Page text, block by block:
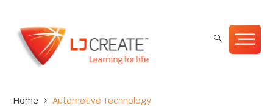
Home > Automotive Technology